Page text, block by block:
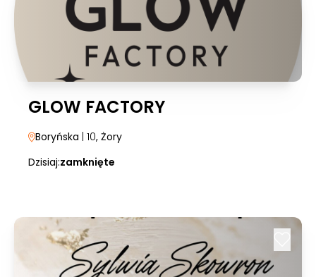
GLOW FACTORY
Boryńska | 10, Żory
Dzisiaj:zamknięte